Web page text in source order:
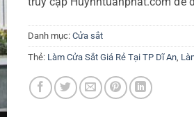
Danh mục: Cửa sắt
Thẻ: Làm Cửa Sắt Giá Rẻ Tại TP Dĩ An